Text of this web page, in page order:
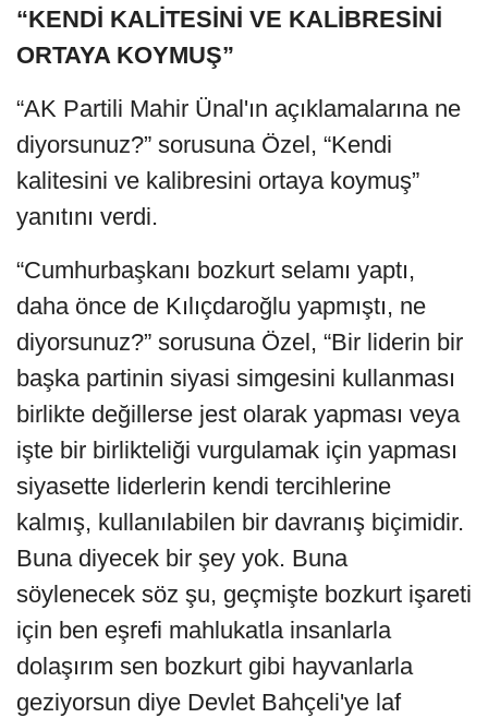
“KENDİ KALİTESİNİ VE KALİBRESİNİ
ORTAYA KOYMUŞ”
“AK Partili Mahir Ünal'ın açıklamalarına ne
diyorsunuz?” sorusuna Özel, “Kendi
kalitesini ve kalibresini ortaya koymuş”
yanıtını verdi.
“Cumhurbaşkanı bozkurt selamı yaptı,
daha önce de Kılıçdaroğlu yapmıştı, ne
diyorsunuz?” sorusuna Özel, “Bir liderin bir
başka partinin siyasi simgesini kullanması
birlikte değillerse jest olarak yapması veya
işte bir birlikteliği vurgulamak için yapması
siyasette liderlerin kendi tercihlerine
kalmış, kullanılabilen bir davranış biçimidir.
Buna diyecek bir şey yok. Buna
söylenecek söz şu, geçmişte bozkurt işareti
için ben eşrefi mahlukatla insanlarla
dolaşırım sen bozkurt gibi hayvanlarla
geziyorsun diye Devlet Bahçeli'ye laf